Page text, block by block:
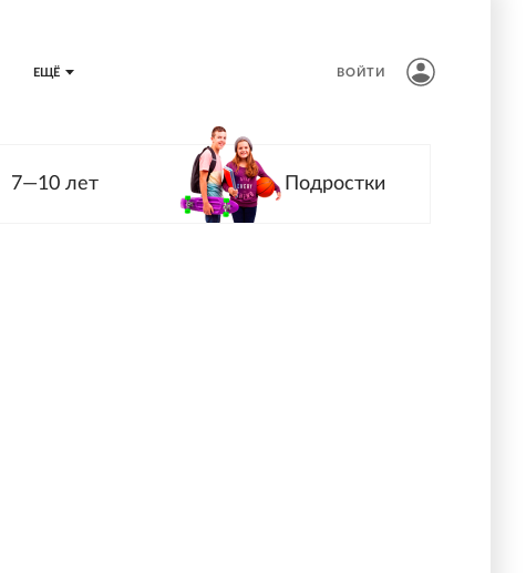
ЕЩЁ ВОЙТИ
7—10 лет Подростки